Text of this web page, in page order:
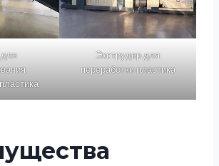
Экструдер для
переработки пластика